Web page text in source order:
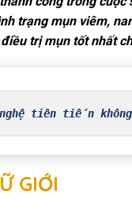
trạng mụn viêm,
trị mụn tốt nhất
tiên tiến
GIỚI